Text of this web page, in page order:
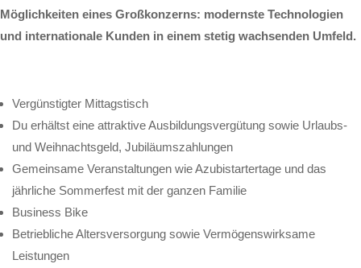
Möglichkeiten eines Großkonzerns: modernste Technologien
und internationale Kunden in einem stetig wachsenden Umfeld.
Vergünstigter Mittagstisch
Du erhältst eine attraktive Ausbildungsvergütung sowie Urlaubs-
und Weihnachtsgeld, Jubiläumszahlungen
Gemeinsame Veranstaltungen wie Azubistartertage und das
jährliche Sommerfest mit der ganzen Familie
Business Bike
Betriebliche Altersversorgung sowie Vermögenswirksame
Leistungen